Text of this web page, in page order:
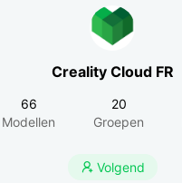
Creality Cloud FR
66
Modellen
20
Groepen
 Volgend